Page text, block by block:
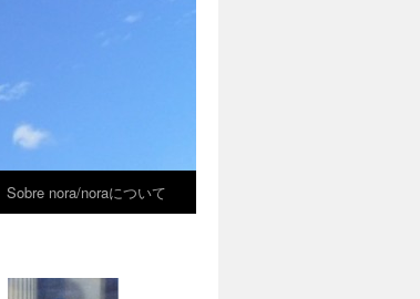
Sobre nora/noraについて